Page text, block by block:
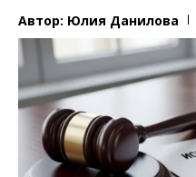
Автор: Юлия Данилова